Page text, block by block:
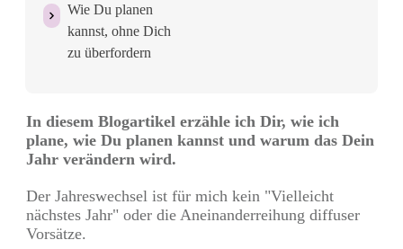
Wie Du planen
kannst, ohne Dich
zu überfordern
In diesem Blogartikel erzähle ich Dir, wie ich
plane, wie Du planen kannst und warum das Dein
Jahr verändern wird.
Der Jahreswechsel ist für mich kein "Vielleicht
nächstes Jahr" oder die Aneinanderreihung diffuser
Vorsätze.